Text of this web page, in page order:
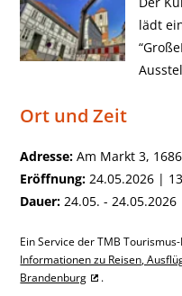
lädt
Ort und Zeit
Adresse: Am Markt 3,
Eröffnung: 24.05.2026 |
Dauer: 24.05. - 24.05.2026
Ein Service der TMB
Informationen zu Reisen,
Brandenburg
.